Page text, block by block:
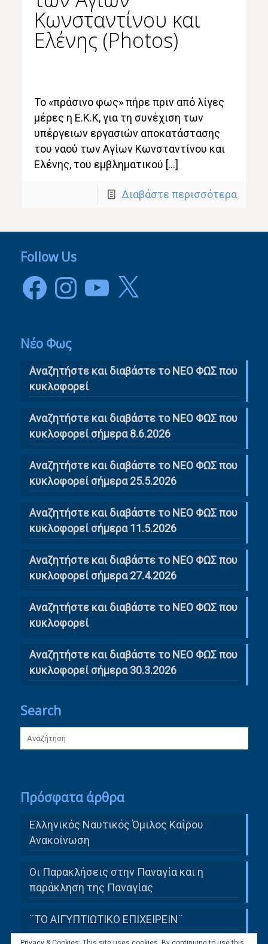
Κωνσταντίνου και
Ελένης (Photos)
Το «πράσινο φως» πήρε πριν από λίγες
μέρες η Ε.Κ.Κ, για τη συνέχιση των
υπέργειων εργασιών αποκατάστασης
του ναού των Αγίων Κωνσταντίνου και
Ελένης, του εμβληματικού […]
Διαβάστε περισσότερα
Follow Us
FacebookInstagramYouTube
X
Νέο Φως
Αναζητήστε και διαβάστε το NΕΟ ΦΩΣ που
κυκλοφορεί
Αναζητήστε και διαβάστε το ΝΕΟ ΦΩΣ που
κυκλοφορεί σήμερα 8.6.2026
Αναζητήστε και διαβάστε το ΝΕΟ ΦΩΣ που
κυκλοφορεί σήμερα 25.5.2026
Αναζητήστε και διαβάστε το ΝΕΟ ΦΩΣ που
κυκλοφορεί σήμερα 11.5.2026
Αναζητήστε και διαβάστε το ΝΕΟ ΦΩΣ που
κυκλοφορεί σήμερα 27.4.2026
Αναζητήστε και διαβάστε το ΝΕΟ ΦΩΣ που
κυκλοφορεί
Αναζητήστε και διαβάστε το ΝΕΟ ΦΩΣ που
κυκλοφορεί σήμερα 30.3.2026
Search
Πρόσφατα άρθρα
Ελληνικός Ναυτικός Όμιλος Καΐρου
Ανακοίνωση
Οι Παρακλήσεις στην Παναγία και η
παράκληση της Παναγίας
¨ΤΟ ΑΙΓΥΠΤΙΩΤΙΚΟ ΕΠΙΧΕΙΡΕΙΝ¨